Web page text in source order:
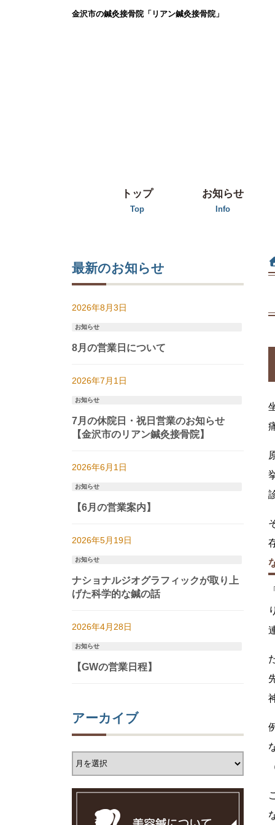
金沢市の鍼灸接骨院「リアン鍼灸接骨院」
トップ
Top
お知らせ
Info
最新のお知らせ
2026年8月3日
お知らせ
8月の営業日について
2026年7月1日
お知らせ
7月の休院日・祝日営業のお知らせ
【金沢市のリアン鍼灸接骨院】
2026年6月1日
お知らせ
【6月の営業案内】
2026年5月19日
お知らせ
ナショナルジオグラフィックが取り上
げた科学的な鍼の話
2026年4月28日
お知らせ
【GWの営業日程】
アーカイブ
ア
ー
カ